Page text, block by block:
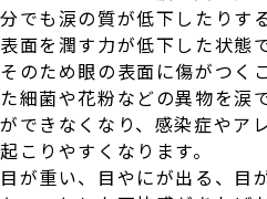
分でも涙の質が低下したりす
表面を潤す力が低下した状態で
そのため眼の表面に傷がつく
た細菌や花粉などの異物を涙
ができなくなり、感染症やア
起こりやすくなります。
目が重い、目やにが出る、目